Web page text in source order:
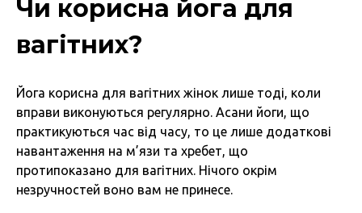
Чи корисна йога для
вагітних?
Йога корисна для вагітних жінок лише тоді, коли
вправи виконуються регулярно. Асани йоги, що
практикуються час від часу, то це лише додаткові
навантаження на м’язи та хребет, що
протипоказано для вагітних. Нічого окрім
незручностей воно вам не принесе.